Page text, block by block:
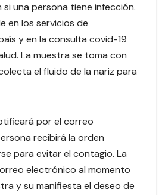
una persona tiene infección.
en los servicios de
y en la consulta covid-19
La muestra se toma con
el fluido de la nariz para
por el correo
recibirá la orden
para evitar el contagio. La
electrónico al momento
y su manifiesta el deseo de